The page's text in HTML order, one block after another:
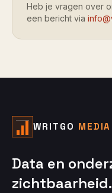
Heb je vragen over
een bericht via
WRITGO MEDIA
Data en
zichtbaarheid.